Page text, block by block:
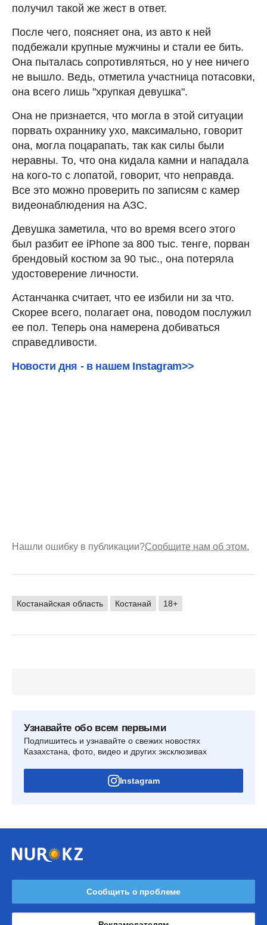
получил такой же жест в ответ.
После чего, поясняет она, из авто к ней
подбежали крупные мужчины и стали ее бить.
Она пыталась сопротивляться, но у нее ничего
не вышло. Ведь, отметила участница потасовки,
она всего лишь "хрупкая девушка".
Она не признается, что могла в этой ситуации
порвать охраннику ухо, максимально, говорит
она, могла поцарапать, так как силы были
неравны. То, что она кидала камни и нападала
на кого-то с лопатой, говорит, что неправда.
Все это можно проверить по записям с камер
видеонаблюдения на АЗС.
Девушка заметила, что во время всего этого
был разбит ее iPhone за 800 тыс. тенге, порван
брендовый костюм за 90 тыс., она потеряла
удостоверение личности.
Астанчанка считает, что ее избили ни за что.
Скорее всего, полагает она, поводом послужил
ее пол. Теперь она намерена добиваться
справедливости.
Новости дня - в нашем Instagram>>
Нашли ошибку в публикации?Сообщите нам об этом.
Костанайская область Костанай 18+
Узнавайте обо всем первыми
Подпишитесь и узнавайте о свежих новостях
Казахстана, фото, видео и других эксклюзивах
Instagram
Сообщить о проблеме